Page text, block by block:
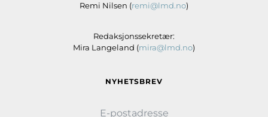
Remi Nilsen (remi@lmd.no)
Redaksjonssekretær:
Mira Langeland (mira@lmd.no)
NYHETSBREV